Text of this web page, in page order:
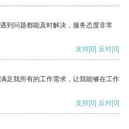
到问题都能及时解决，服务态度非常
支持[0] 反对[0]
足我所有的工作需求，让我能够在工作
支持[0] 反对[0]